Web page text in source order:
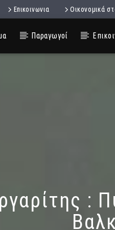
Επικοινωνια Οικονομικά
Παραγωγοί
: